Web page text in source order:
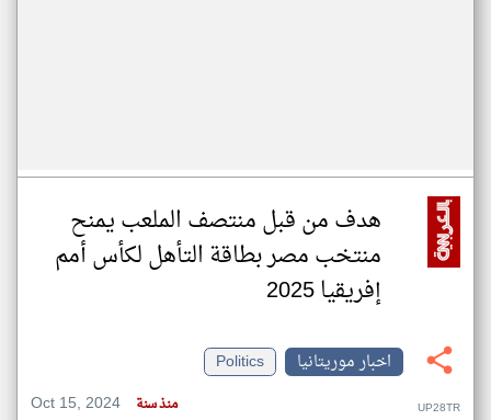
هدف من قبل منتصف الملعب يمنح
منتخب مصر بطاقة التأهل لكأس أمم
إفريقيا 2025
اخبار موريتانيا
Politics
Oct 15, 2024
منذ سنة UP28TR